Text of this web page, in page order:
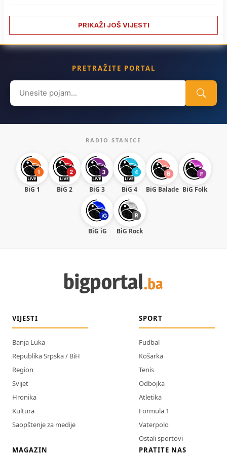
PRIKAŽI JOŠ VIJESTI
PRETRAŽITE PORTAL
Search
for:
RADIO STANICE
BiG 1 BiG 2 BiG 3 BiG 4 BiG Balade BiG Folk
BiG iG BiG Rock
VIJESTI
Banja Luka
Republika Srpska / BiH
Region
Svijet
Hronika
Kultura
Saopštenje za medije
SPORT
Fudbal
Košarka
Tenis
Odbojka
Atletika
Formula 1
Vaterpolo
Ostali sportovi
MAGAZIN
PRATITE NAS